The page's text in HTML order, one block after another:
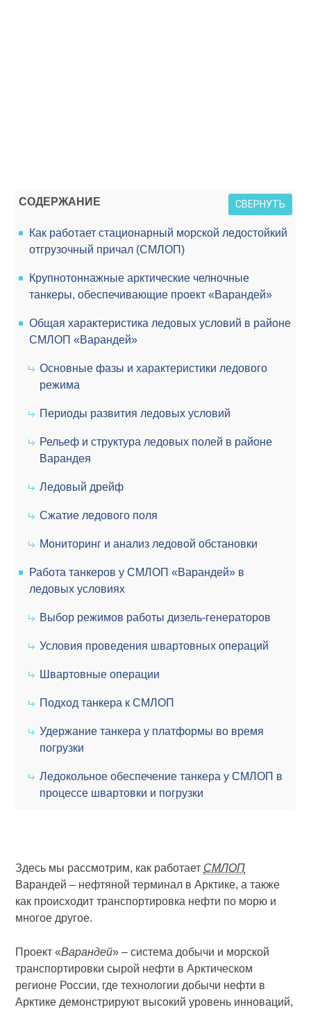
СОДЕРЖАНИЕ СВЕРНУТЬ
Как работает стационарный морской ледостойкий
отгрузочный причал (СМЛОП)
Крупнотоннажные арктические челночные
танкеры, обеспечивающие проект «Варандей»
Общая характеристика ледовых условий в районе
СМЛОП «Варандей»
Основные фазы и характеристики ледового
режима
Периоды развития ледовых условий
Рельеф и структура ледовых полей в районе
Варандея
Ледовый дрейф
Сжатие ледового поля
Мониторинг и анализ ледовой обстановки
Работа танкеров у СМЛОП «Варандей» в
ледовых условиях
Выбор режимов работы дизель-генераторов
Условия проведения швартовных операций
Швартовные операции
Подход танкера к СМЛОП
Удержание танкера у платформы во время
погрузки
Ледокольное обеспечение танкера у СМЛОП в
процессе швартовки и погрузки
Здесь мы рассмотрим, как работает СМЛОП
Варандей – нефтяной терминал в Арктике, а также
как происходит транспортировка нефти по морю и
многое другое.
Проект «Варандей» – система добычи и морской
транспортировки сырой нефти в Арктическом
регионе России, где технологии добычи нефти в
Арктике демонстрируют высокий уровень инноваций,